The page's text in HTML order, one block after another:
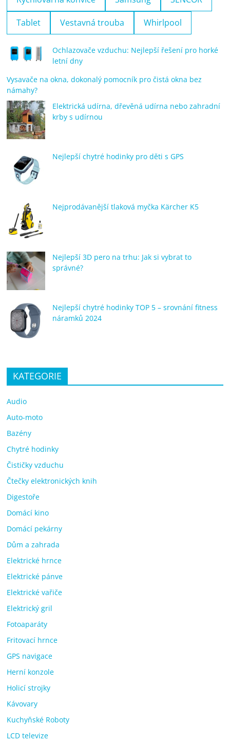
Tablet Vestavná trouba Whirlpool
Ochlazovače vzduchu: Nejlepší řešení pro horké
letní dny
Vysavače na okna, dokonalý pomocník pro čistá okna bez
námahy?
Elektrická udírna, dřevěná udírna nebo zahradní
krby s udírnou
Nejlepší chytré hodinky pro děti s GPS
Nejprodávanější tlaková myčka Kärcher K5
Nejlepší 3D pero na trhu: Jak si vybrat to
správné?
Nejlepší chytré hodinky TOP 5 – srovnání fitness
náramků 2024
KATEGORIE
Audio
Auto-moto
Bazény
Chytré hodinky
Čističky vzduchu
Čtečky elektronických knih
Digestoře
Domácí kino
Domácí pekárny
Dům a zahrada
Elektrické hrnce
Elektrické pánve
Elektrické vařiče
Elektrický gril
Fotoaparáty
Fritovací hrnce
GPS navigace
Herní konzole
Holicí strojky
Kávovary
Kuchyňské Roboty
LCD televize